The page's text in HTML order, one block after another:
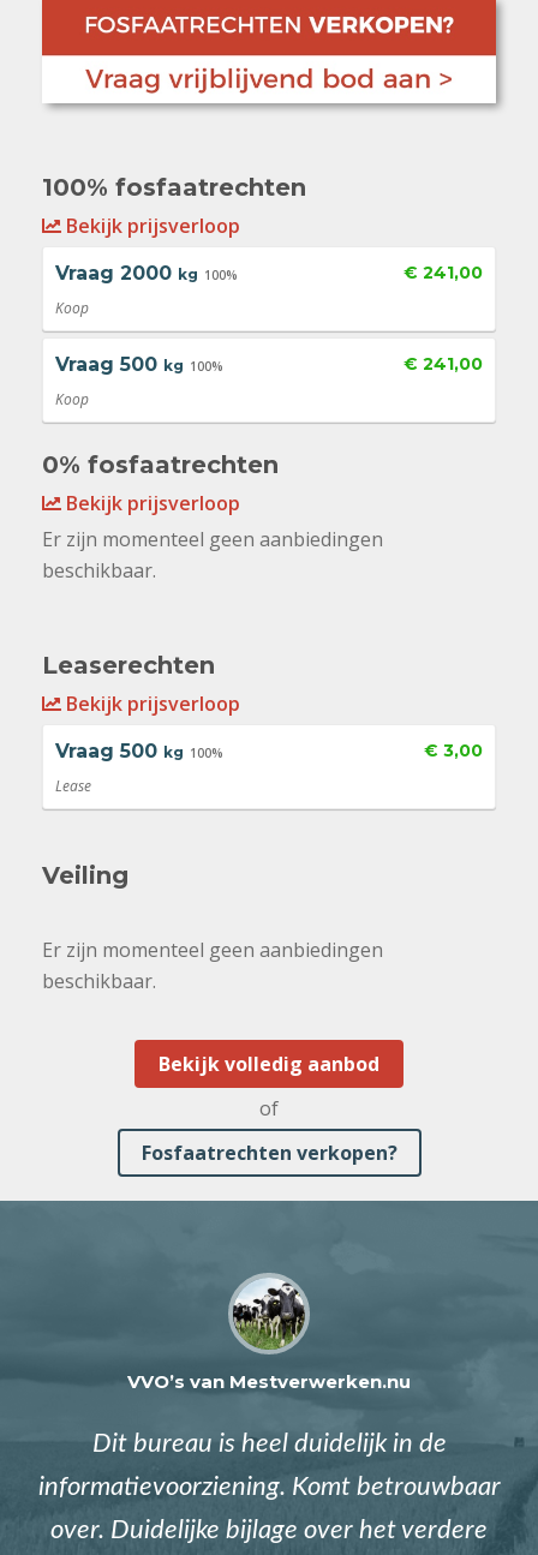
100% fosfaatrechten
Bekijk prijsverloop
Vraag 2000 kg 100% € 241,00
Koop
Vraag 500 kg 100% € 241,00
Koop
0% fosfaatrechten
Bekijk prijsverloop
Er zijn momenteel geen aanbiedingen
beschikbaar.
Leaserechten
Bekijk prijsverloop
Vraag 500 kg 100% € 3,00
Lease
Veiling
Er zijn momenteel geen aanbiedingen
beschikbaar.
Bekijk volledig aanbod
of
Fosfaatrechten verkopen?
VVO’s van Mestverwerken.nu
Dit bureau is heel duidelijk in de
informatievoorziening. Komt betrouwbaar
over. Duidelijke bijlage over het verdere